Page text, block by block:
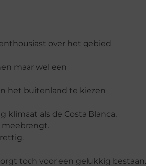
over het gebied
maar wel een
het buitenland te kiezen
klimaat als de Costa Blanca,
meebrengt.
toch voor een gelukkig bestaan.